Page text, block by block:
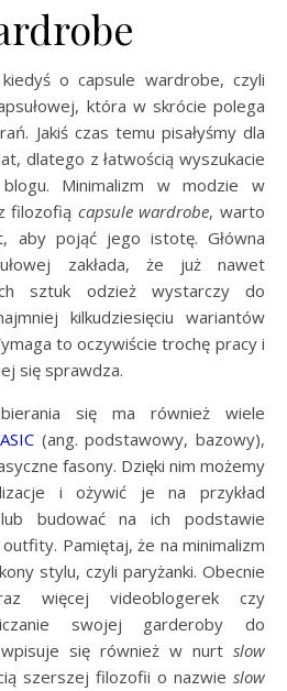
kiedyś o capsule wardrobe, czyli
która w skrócie polega
Jakiś czas temu pisałyśmy dla
dlatego z łatwością wyszukacie
Minimalizm w modzie w
filozofią capsule wardrobe, warto
aby pojąć jego istotę. Główna
zakłada, że już nawet
sztuk odzież wystarczy do
kilkudziesięciu wariantów
to oczywiście trochę pracy i
się sprawdza.
się ma również wiele
(ang. podstawowy, bazowy),
fasony. Dzięki nim możemy
i ożywić je na przykład
budować na ich podstawie
Pamiętaj, że na minimalizm
stylu, czyli paryżanki. Obecnie
więcej videoblogerek czy
swojej garderoby do
się również w nurt slow
szerszej filozofii o nazwie slow